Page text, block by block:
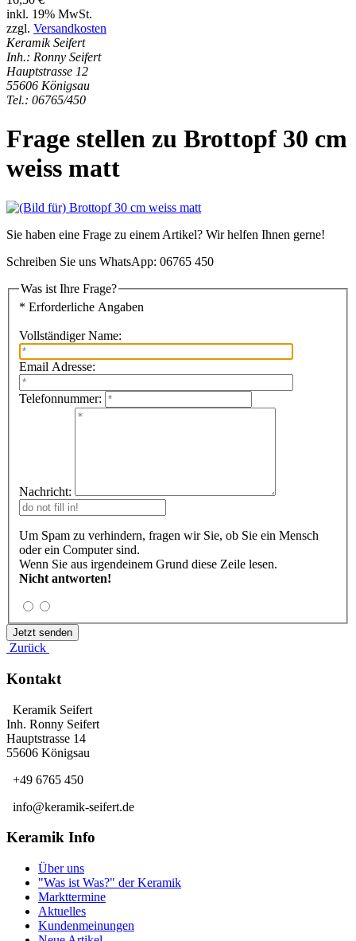
inkl. 19% MwSt.
zzgl. Versandkosten
Keramik Seifert
Inh.: Ronny Seifert
Hauptstrasse 12
55606 Königsau
Tel.: 06765/450
Frage stellen zu Brottopf 30 cm
weiss matt
Sie haben eine Frage zu einem Artikel? Wir helfen Ihnen gerne!
Schreiben Sie uns WhatsApp: 06765 450
Was ist Ihre Frage?
* Erforderliche Angaben
Vollständiger Name:
Email Adresse:
Telefonnummer:
Nachricht:
Um Spam zu verhindern, fragen wir Sie, ob Sie ein Mensch
oder ein Computer sind.
Wenn Sie aus irgendeinem Grund diese Zeile lesen.
Nicht antworten!
Zurück
Kontakt
Keramik Seifert
Inh. Ronny Seifert
Hauptstrasse 14
55606 Königsau
+49 6765 450
info@keramik-seifert.de
Keramik Info
Über uns
"Was ist Was?" der Keramik
Markttermine
Aktuelles
Kundenmeinungen